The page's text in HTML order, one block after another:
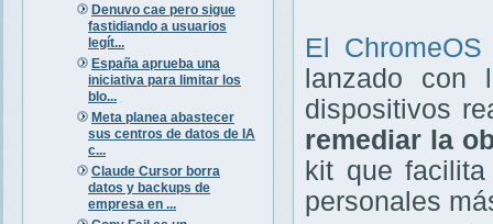
Denuvo cae pero sigue
fastidiando a usuarios
legít...
España aprueba una
iniciativa para limitar los
blo...
Meta planea abastecer
sus centros de datos de IA
c...
Claude Cursor borra
datos y backups de
empresa en ...
El
lanzado con
dispositivos
remediar la
kit que facilita
personales